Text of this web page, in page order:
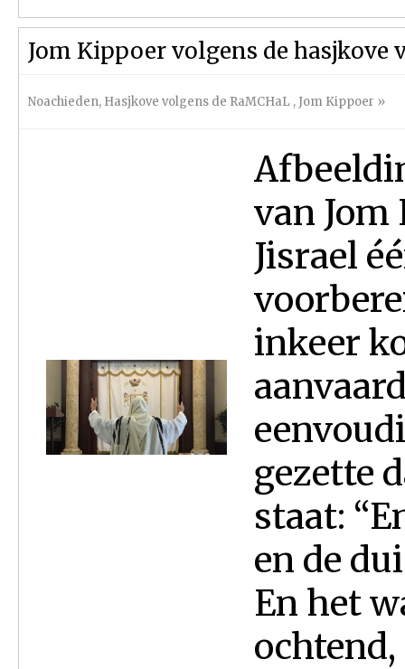
Jom Kippoer volgens de hasjkove
Noachieden, Hasjkove volgens de RaMCHaL , Jom Kippoer »
van
Jisrael
inkeer
gezette
staat:
en de
En het
ochtend,